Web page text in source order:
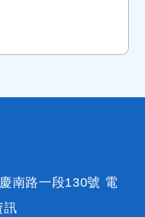
南路一段130號 電
訊